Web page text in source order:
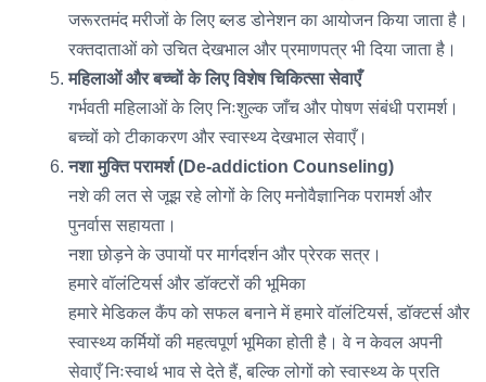
जरूरतमंद मरीजों के लिए ब्लड डोनेशन का आयोजन किया जाता है।
रक्तदाताओं को उचित देखभाल और प्रमाणपत्र भी दिया जाता है।
महिलाओं और बच्चों के लिए विशेष चिकित्सा सेवाएँ
गर्भवती महिलाओं के लिए निःशुल्क जाँच और पोषण संबंधी परामर्श।
बच्चों को टीकाकरण और स्वास्थ्य देखभाल सेवाएँ।
नशा मुक्ति परामर्श (De-addiction Counseling)
नशे की लत से जूझ रहे लोगों के लिए मनोवैज्ञानिक परामर्श और
पुनर्वास सहायता।
नशा छोड़ने के उपायों पर मार्गदर्शन और प्रेरक सत्र।
हमारे वॉलंटियर्स और डॉक्टरों की भूमिका
हमारे मेडिकल कैंप को सफल बनाने में हमारे वॉलंटियर्स, डॉक्टर्स और
स्वास्थ्य कर्मियों की महत्वपूर्ण भूमिका होती है। वे न केवल अपनी
सेवाएँ निःस्वार्थ भाव से देते हैं, बल्कि लोगों को स्वास्थ्य के प्रति